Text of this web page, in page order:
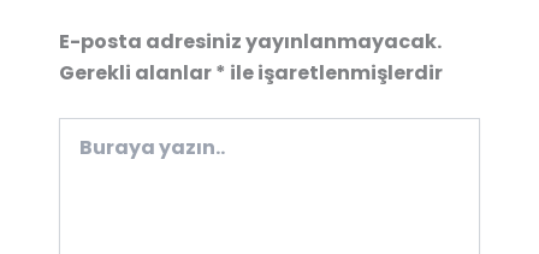
E-posta adresiniz yayınlanmayacak.
Gerekli alanlar* ile işaretlenmişlerdir
yazın..